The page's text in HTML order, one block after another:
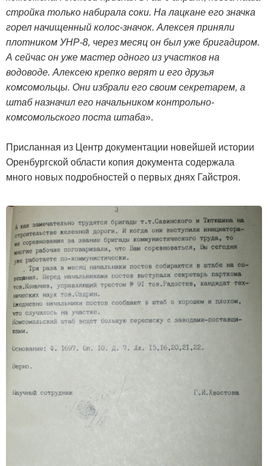
стройка только набирала соки. На лацкане его значка
горел начищенный колос-значок. Алексея приняли
плотником УНР-8, через месяц он был уже бригадиром.
А сейчас он уже мастер одного из участков на
водоводе. Алексею крепко верят и его друзья
комсомольцы. Они избрали его своим секретарем, а
штаб назначил его начальником контрольно-
комсомольского поста штаба».
Присланная из Центр документации новейшей истории
Оренбургской области копия документа содержала
много новых подробностей о первых днях Гайстроя.